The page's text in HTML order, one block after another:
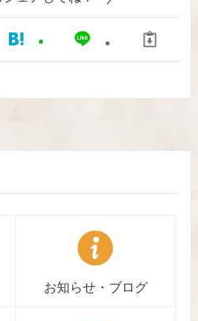
お知らせ・ブログ